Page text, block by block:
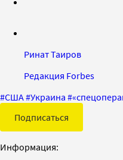
Ринат Таиров
Редакция Forbes
#США#Украина #
Подписаться
Информация: